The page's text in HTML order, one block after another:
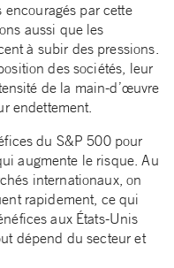
encouragés par cette
aussi que les
à subir des pressions.
des sociétés, leur
de la main-d’œuvre
endettement.
du S&P 500 pour
augmente le risque. Au
internationaux, on
rapidement, ce qui
aux États-Unis
dépend du secteur et